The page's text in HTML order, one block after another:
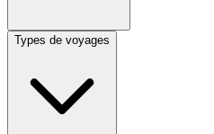
Types de voyages